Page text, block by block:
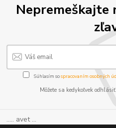
Nepremeškajte
Súhlasím sospracovaním osobných
Môžete sa kedykoľvek
..... avet ...